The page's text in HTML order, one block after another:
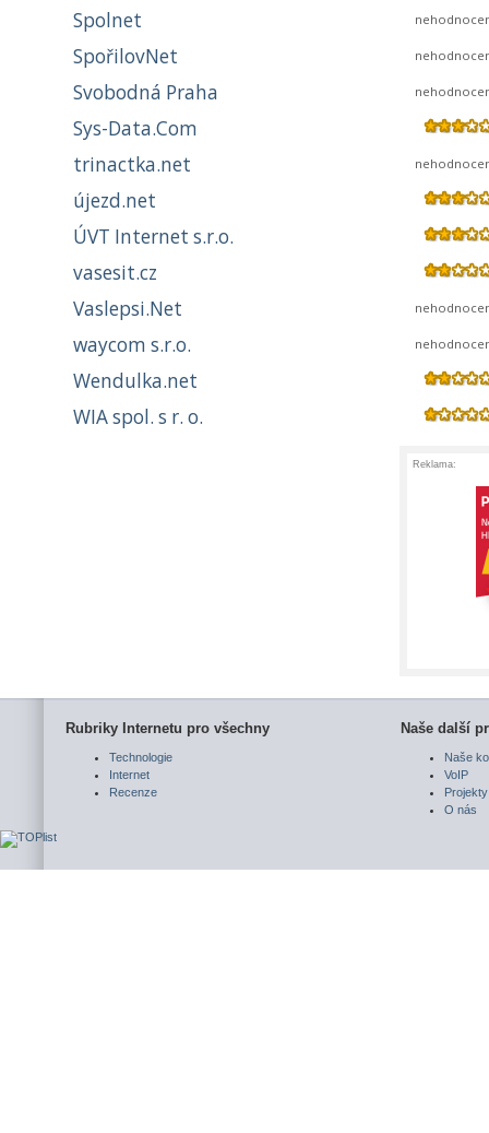
Spolnet
SpořilovNet
Svobodná Praha
Sys-Data.Com
trinactka.net
újezd.net
ÚVT Internet s.r.o.
vasesit.cz
Vaslepsi.Net
waycom s.r.o.
Wendulka.net
WIA spol. s r. o.
Reklama:
Rubriky Internetu pro všechny
Technologie
Internet
Recenze
Naše další
Naše
VoIP
Projekty
O nás